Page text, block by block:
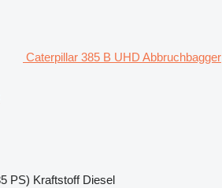
Caterpillar 385 B UHD Abbruchbagger
PS) Kraftstoff Diesel